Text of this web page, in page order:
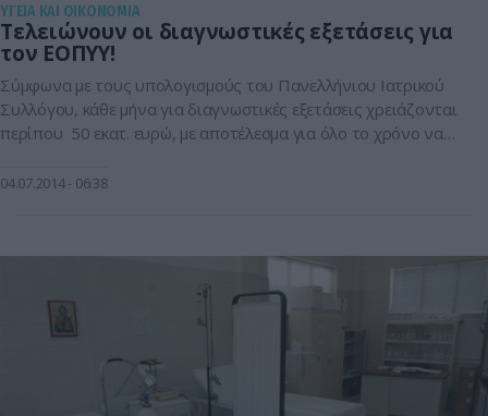
ΥΓΕΙΑ ΚΑΙ ΟΙΚΟΝΟΜΙΑ
Τελειώνουν οι διαγνωστικές εξετάσεις για
τον ΕΟΠΥΥ!
Σύμφωνα με τους υπολογισμούς του Πανελλήνιου Ιατρικού
Συλλόγου, κάθε μήνα για διαγνωστικές εξετάσεις χρειάζονται
περίπου 50 εκατ. ευρώ, με αποτέλεσμα για όλο το χρόνο να
προϋπολογισμός για όλο το 2014 φθάνει μόλις τα 328 εκατ.
04.07.2014 06:38